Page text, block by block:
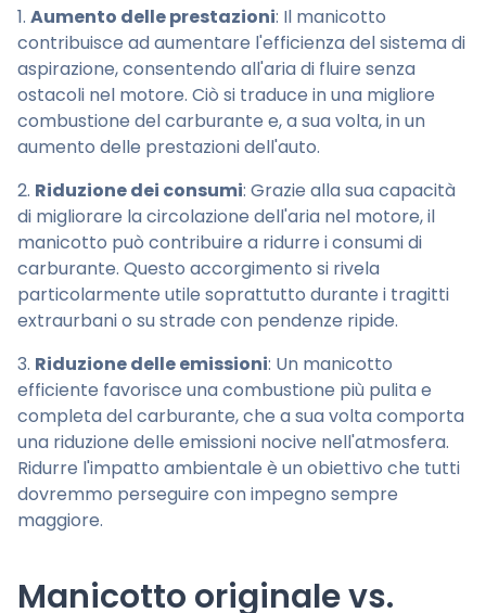
1. Aumento delle prestazioni: Il manicotto
contribuisce ad aumentare l'efficienza del sistema di
aspirazione, consentendo all'aria di fluire senza
ostacoli nel motore. Ciò si traduce in una migliore
combustione del carburante e, a sua volta, in un
aumento delle prestazioni dell'auto.
2. Riduzione dei consumi: Grazie alla sua capacità
di migliorare la circolazione dell'aria nel motore, il
manicotto può contribuire a ridurre i consumi di
carburante. Questo accorgimento si rivela
particolarmente utile soprattutto durante i tragitti
extraurbani o su strade con pendenze ripide.
3. Riduzione delle emissioni: Un manicotto
efficiente favorisce una combustione più pulita e
completa del carburante, che a sua volta comporta
una riduzione delle emissioni nocive nell'atmosfera.
Ridurre l'impatto ambientale è un obiettivo che tutti
dovremmo perseguire con impegno sempre
maggiore.
Manicotto originale vs.